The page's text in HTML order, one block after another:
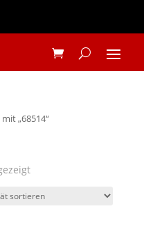
„68514“
Nach
sortiert